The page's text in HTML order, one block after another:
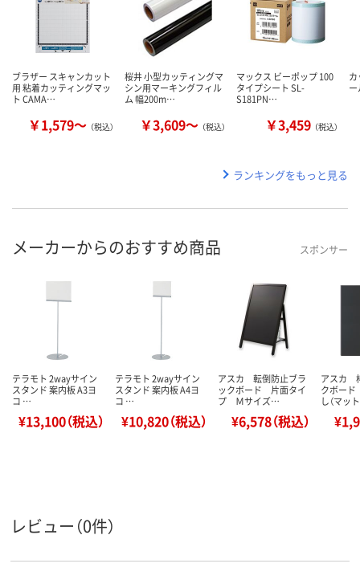
ブラザー スキャンカット
用 粘着カッティングマッ
ト CAMA…
￥1,579～ （税込）
桜井 小型カッティングマ
シン用マーキングフィル
ム 幅200m…
￥3,609～ （税込）
マックス ビーポップ 100
タイプシート SL-
S181PN…
￥3,459 （税込）
カ
ー
ランキングをもっと見る
メーカーからのおすすめ商品 スポンサー
テラモト 2wayサイン
スタンド 案内板 A3ヨ
コ …
¥13,100（税込）
テラモト 2wayサイン
スタンド 案内板 A4ヨ
コ …
¥10,820（税込）
アスカ 転倒防止ブラ
ックボード 片面タイ
プ Ｍサイズ…
¥6,578（税込）
アスカ
クボー
し（マッ
レビュー（0件）